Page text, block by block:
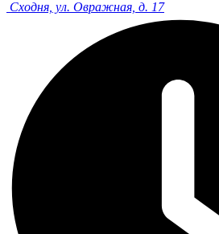
Сходня, ул. Овражная, д. 17